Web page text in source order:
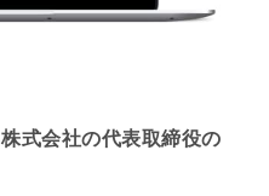
式会社の代表取締役の